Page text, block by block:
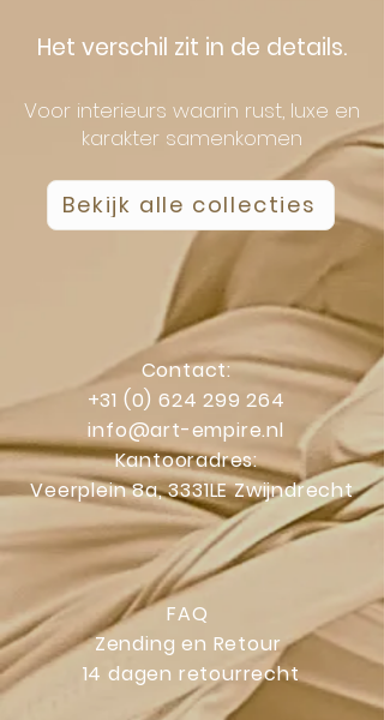
Het verschil zit in de details.
Voor interieurs waarin rust, luxe en
karakter samenkomen
Bekijk alle collecties
Contact:
+31 (0) 624 299 264
info@art-empire.nl
Kantooradres:
Veerplein 8a, 3331LE Zwijndrecht
FAQ
Zending en Retour
14 dagen retourrecht